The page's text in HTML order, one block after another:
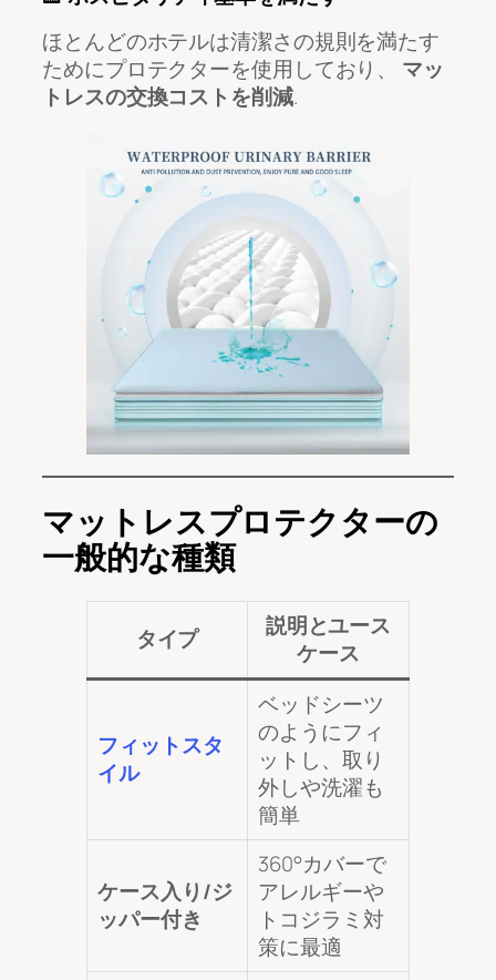
ほとんどのホテルは清潔さの規則を満たす
ためにプロテクターを使用しており、 マッ
トレスの交換コストを削減.
マットレスプロテクターの
一般的な種類
タイプ
説明とユース
ケース
フィットスタ
イル
ベッドシーツ
のようにフィ
ットし、取り
外しや洗濯も
簡単
ケース入り/ジ
ッパー付き
360°カバーで
アレルギーや
トコジラミ対
策に最適